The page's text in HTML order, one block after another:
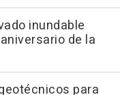
inundable
de la
para